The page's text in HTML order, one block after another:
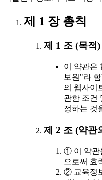
제 1 장 총칙
제 1 조 (목적)
이 약관은
보원"라
의 웹사이
관한 조건
정하는 것
제 2 조 (약관
① 이 약관
으로써 효
② 교육정